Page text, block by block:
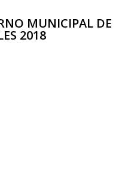
MUNICIPAL DE
2018